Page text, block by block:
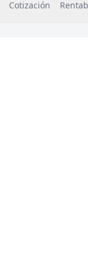
Cotización